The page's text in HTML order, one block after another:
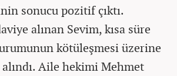
sonucu pozitif çıktı.
alınan Sevim, kısa süre
kötüleşmesi üzerine
Aile hekimi Mehmet